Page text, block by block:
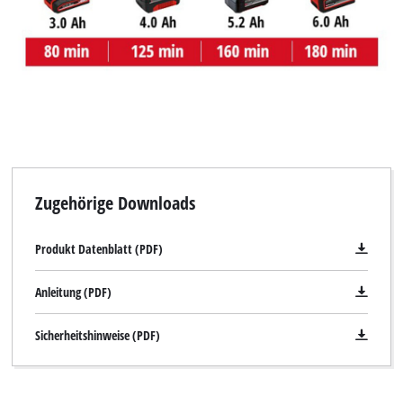
This content is not permitted to load due
to trackers that are not disclosed to the
visitor. The website owner needs to setup
the site with their CMP to add this content
Zugehörige Downloads
Produkt Datenblatt (PDF)
Anleitung (PDF)
Sicherheitshinweise (PDF)